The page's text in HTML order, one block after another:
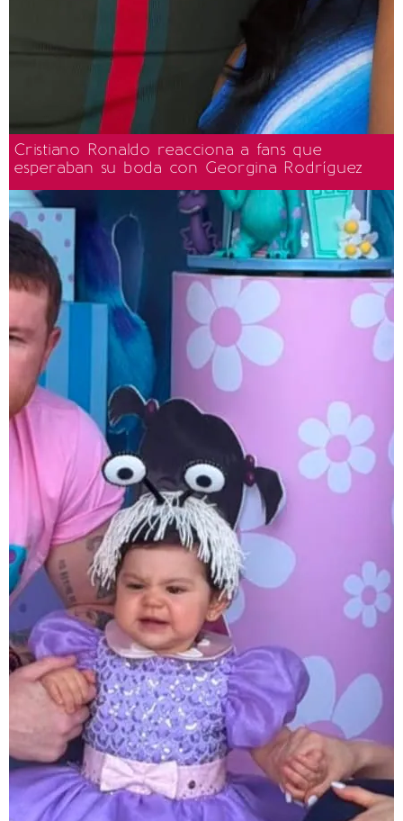
Cristiano Ronaldo reacciona a fans que
esperaban su boda con Georgina Rodríguez